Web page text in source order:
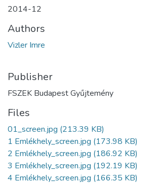
2014-12
Authors
Vizler Imre
Publisher
FSZEK Budapest Gyűjtemény
Files
01_screen.jpg (213.39 KB)
1 Emlékhely_screen.jpg (173.98 KB)
2 Emlékhely_screen.jpg (186.92 KB)
3 Emlékhely_screen.jpg (192.19 KB)
4 Emlékhely_screen.jpg (166.35 KB)